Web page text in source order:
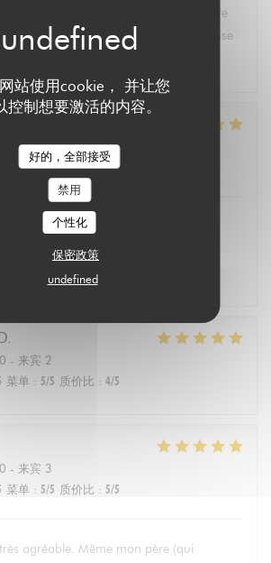
站使用cookie， 并让您
控制想要激活的内容。
好的，全部接受
禁用
个性化
保密政策
undefined
et mets délicieux. Un belle découverte
évident à trouver partout. Une adresse
- 来宾 6
菜单: 5/5 质价比: 5/5
excellent avec un buffet de qualité de
et bio. Tous les convives se régalent à
- 来宾 2
菜单 : 5/5 质价比 : 4/5
- 来宾 3
菜单 : 5/5 质价比 : 5/5
agréable. Même mon père (qui